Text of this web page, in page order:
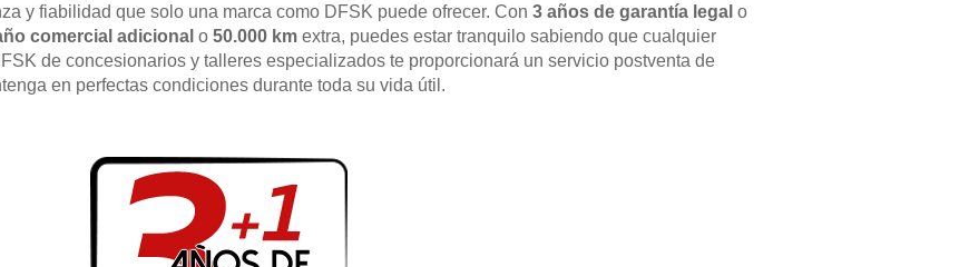
y fiabilidad que solo una marca como DFSK puede ofrecer. Con 3 años de garantía legal o
comercial adicional o 50.000 km extra, puedes estar tranquilo sabiendo que cualquier
de concesionarios y talleres especializados te proporcionará un servicio postventa de
en perfectas condiciones durante toda su vida útil.